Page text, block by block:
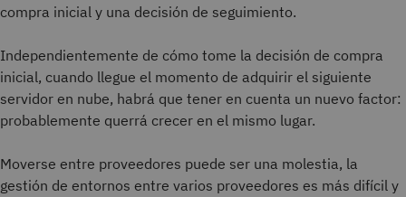
compra inicial y una decisión de seguimiento.
Independientemente de cómo tome la decisión de compra
inicial, cuando llegue el momento de adquirir el siguiente
servidor en nube, habrá que tener en cuenta un nuevo factor:
probablemente querrá crecer en el mismo lugar.
Moverse entre proveedores puede ser una molestia, la
gestión de entornos entre varios proveedores es más difícil y